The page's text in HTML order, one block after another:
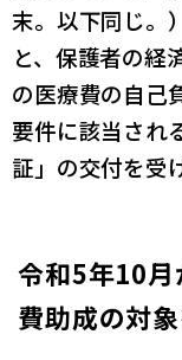
末。以下同じ。
と、保護者の経
の医療費の自己
要件に該当され
証」の交付を受
令和5年10月
費助成の対